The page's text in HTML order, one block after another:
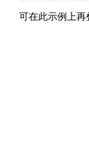
可在此示例上再